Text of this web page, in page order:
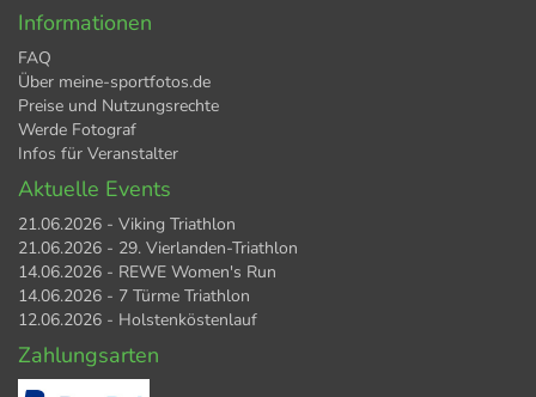
Informationen
FAQ
Über meine-sportfotos.de
Preise und Nutzungsrechte
Werde Fotograf
Infos für Veranstalter
Aktuelle Events
21.06.2026 - Viking Triathlon
21.06.2026 - 29. Vierlanden-Triathlon
14.06.2026 - REWE Women's Run
14.06.2026 - 7 Türme Triathlon
12.06.2026 - Holstenköstenlauf
Zahlungsarten